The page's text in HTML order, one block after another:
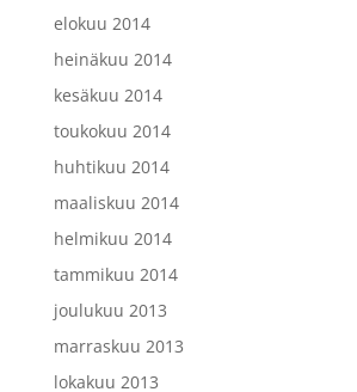
elokuu 2014
heinäkuu 2014
kesäkuu 2014
toukokuu 2014
huhtikuu 2014
maaliskuu 2014
helmikuu 2014
tammikuu 2014
joulukuu 2013
marraskuu 2013
lokakuu 2013